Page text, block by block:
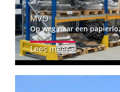
MVO
Op weg naar een
Lees meer »